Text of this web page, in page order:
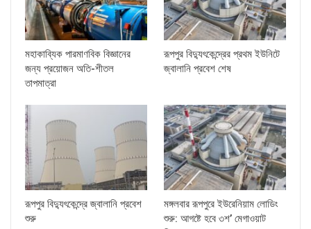
মহাকাব্যিক পারমাণবিক বিজ্ঞানের
জন্য প্রয়োজন অতি-শীতল
তাপমাত্রা
রূপপুর বিদ্যুৎকেন্দ্রের প্রথম ইউনিটে
জ্বালানি প্রবেশ শেষ
রূপপুর বিদ্যুৎকেন্দ্রে জ্বালানি প্রবেশ
শুরু
মঙ্গলবার রূপপুরে ইউরেনিয়াম লোডিং
শুরু: আগষ্টে হবে ৩শ’ মেগাওয়াট